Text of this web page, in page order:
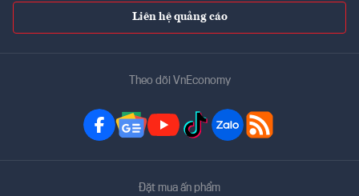
Liên hệ quảng cáo
Theo dõi VnEconomy
Đặt mua ấn phẩm